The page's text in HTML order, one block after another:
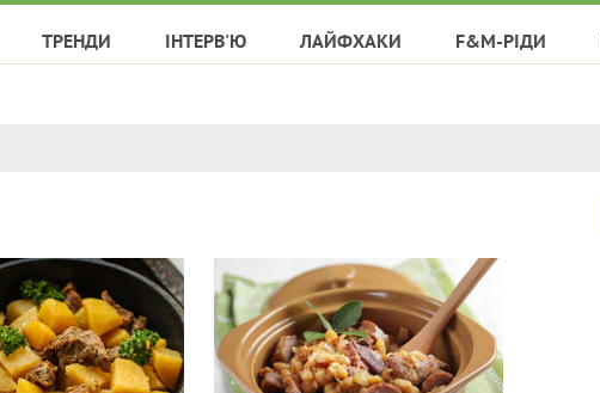
ТРЕНДИ ІНТЕРВ'Ю ЛАЙФХАКИ F&M-РІДИ